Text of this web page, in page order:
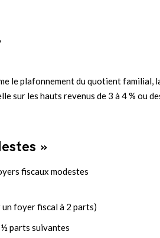
le plafonnement du quotient familial,
sur les hauts revenus de 3 à 4 % ou
»
fiscaux modestes
foyer fiscal à 2 parts)
parts suivantes